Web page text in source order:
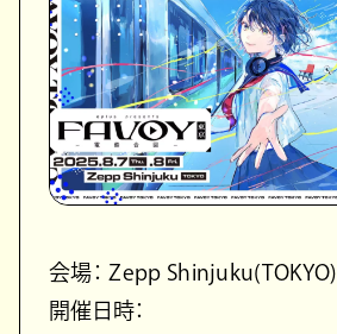
会場： Zepp Shinjuku(TOKYO)
開催日時：